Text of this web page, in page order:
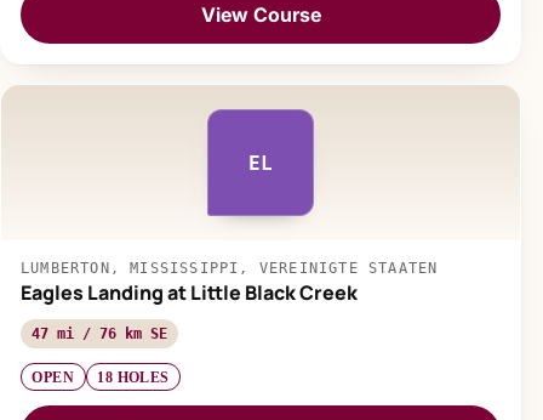
View Course
EL
LUMBERTON, MISSISSIPPI, VEREINIGTE STAATEN
Eagles Landing at Little Black Creek
47 mi / 76 km SE
OPEN 18 HOLES